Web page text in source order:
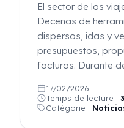
El sector de los
Decenas de
dispersos, idas y
presupuestos,
facturas. Durante
17/02/2026
Temps de lecture :
Catégorie :